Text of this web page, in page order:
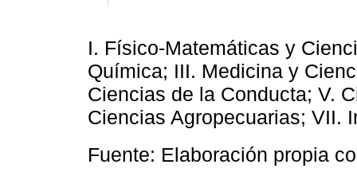
I. Físico-Matemáticas y
Química; III. Medicina y
Ciencias de la Conducta; V.
Ciencias Agropecuarias; VII.
Fuente: Elaboración propia